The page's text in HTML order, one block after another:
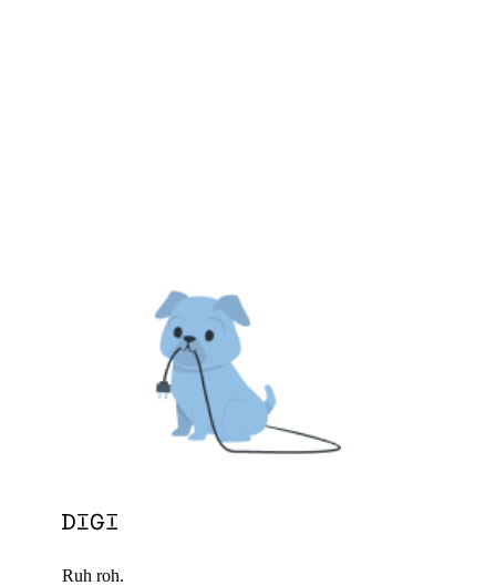
Ruh roh.